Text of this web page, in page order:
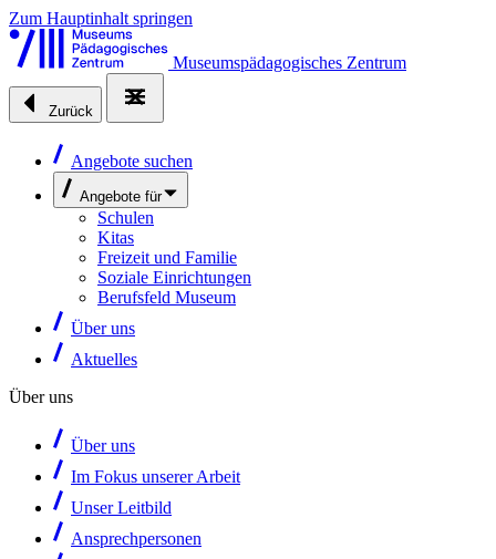
Zum Hauptinhalt springen
Museumspädagogisches Zentrum
Zurück
Angebote suchen
Angebote für
Schulen
Kitas
Freizeit und Familie
Soziale Einrichtungen
Berufsfeld Museum
Über uns
Aktuelles
Über uns
Über uns
Im Fokus unserer Arbeit
Unser Leitbild
Ansprechpersonen